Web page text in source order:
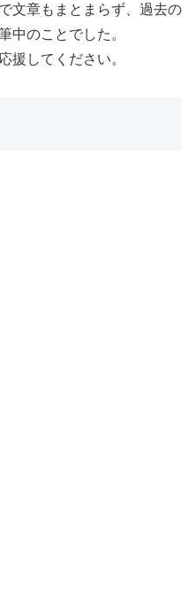
文章もまとまらず、過去の
中のことでした。
援してください。